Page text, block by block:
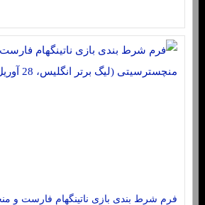
فرم شرط بندی بازی ناتینگهام فارست و